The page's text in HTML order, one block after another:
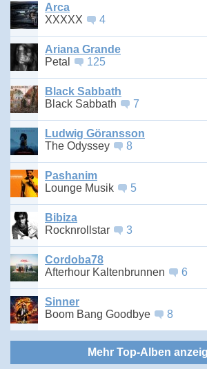
Arca
XXXXX
4
Ariana Grande
Petal
125
Black Sabbath
Black Sabbath
7
Ludwig Göransson
The Odyssey
8
Pashanim
Lounge Musik
5
Bibiza
Rocknrollstar
3
Cordoba78
Afterhour Kaltenbrunnen
6
Sinner
Boom Bang Goodbye
8
Mehr Top-Alben